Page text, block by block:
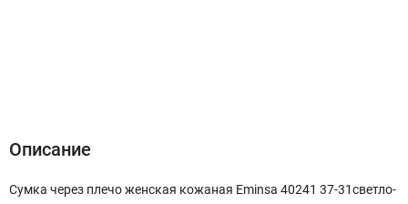
Описание
Сумка через плечо женская кожаная Eminsa 40241 37-31светло-